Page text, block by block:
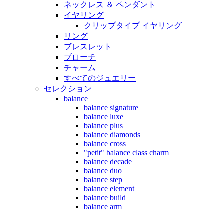
ネックレス ＆ ペンダント
イヤリング
クリップタイプ イヤリング
リング
ブレスレット
ブローチ
チャーム
すべてのジュエリー
セレクション
balance
balance signature
balance luxe
balance plus
balance diamonds
balance cross
"petit" balance class charm
balance decade
balance duo
balance step
balance element
balance build
balance arm